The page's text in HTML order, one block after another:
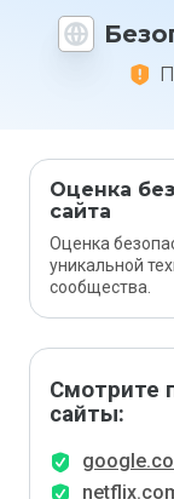
Оценка
сайта
Оценка
уникальной
сообщества.
Смотрите
сайты:
1 до 5?